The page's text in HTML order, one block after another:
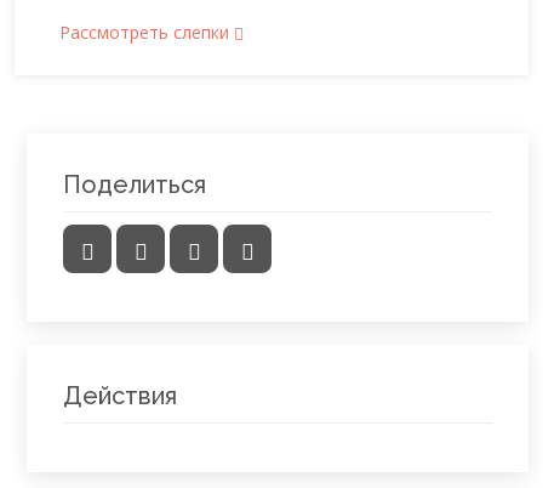
Рассмотреть слепки
Поделиться
Действия